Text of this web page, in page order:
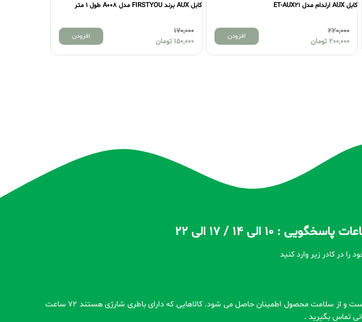
کابل AUX ارلدام مدل ET-AUX21
220,000
200,000 تومان
افزودن
کابل AUX برند FIRSTYOU مدل A008 طول 1 متر
170,000
150,000 تومان
افزودن
در کادر زیر وارد کنید
تمام محصولات بدون گارانتی قبل از اضافه شدن در سایت و بعد از ثبت سفارش مشتری کاملاً تست و از سلامت محصول اطمینان حاصل می شود. کالاهایی که دارای باطری شارژی هستند 72 ساعت
تماس بگیرید .